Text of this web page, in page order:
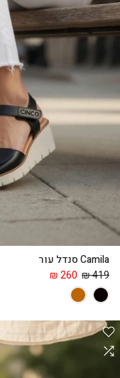
Camila סנדל עור
419 ₪
260 ₪